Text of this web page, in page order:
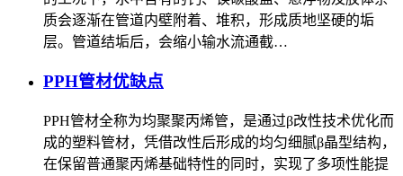
质会逐渐在管道内壁附着、堆积，形成质地坚硬的垢
层。管道结垢后，会缩小输水流通截…
PPH管材优缺点
PPH管材全称为均聚聚丙烯管，是通过β改性技术优化而
成的塑料管材，凭借改性后形成的均匀细腻β晶型结构，
在保留普通聚丙烯基础特性的同时，实现了多项性能提